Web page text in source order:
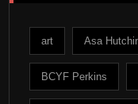
art Asa
BCYF Perkins